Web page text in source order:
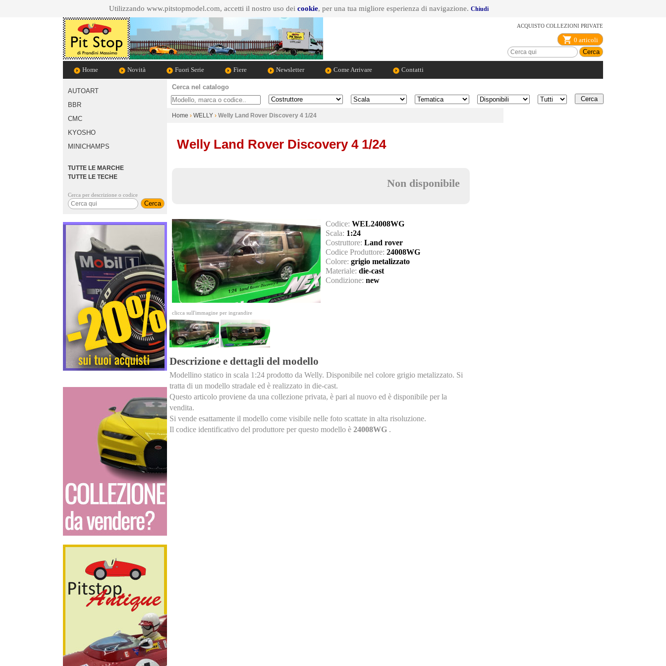
Utilizzando www.pitstopmodel.com, accetti il nostro uso deicookie, per una tua migliore esperienza di navigazione.Chiudi
ACQUISTO COLLEZIONI PRIVATE
0 articoli
Home Novità Fuori Serie Fiere Newsletter Come Arrivare Contatti
AUTOART
BBR
CMC
KYOSHO
MINICHAMPS
TUTTE LE MARCHE
TUTTE LE TECHE
Cerca per descrizione o codice
Cerca nel catalogo
Cosa cerchi Marca dell'auto Scala Tematica Disponibilità Condizione
Home › WELLY › Welly Land Rover Discovery 4 1/24
Welly Land Rover Discovery 4 1/24
Non disponibile
clicca sull'immagine per ingrandire
Codice: WEL24008WG
Scala: 1:24
Costruttore: Land rover
Codice Produttore: 24008WG
Colore: grigio metalizzato
Materiale: die-cast
Condizione: new
Descrizione e dettagli del modello
Modellino statico in scala 1:24 prodotto da Welly. Disponibile nel colore grigio metalizzato. Si
tratta di un modello stradale ed è realizzato in die-cast.
Questo articolo proviene da una collezione privata, è pari al nuovo ed è disponibile per la
vendita.
Si vende esattamente il modello come visibile nelle foto scattate in alta risoluzione.
Il codice identificativo del produttore per questo modello è 24008WG .